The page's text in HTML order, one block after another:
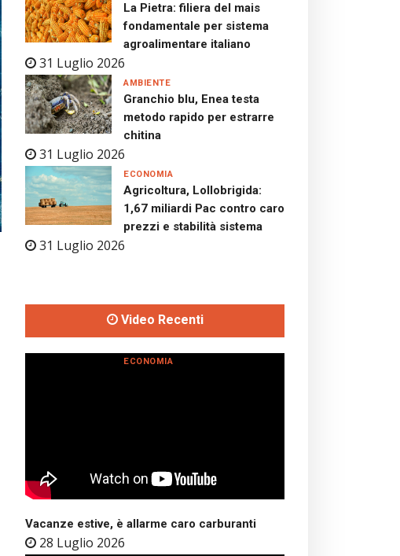
La Pietra: filiera del mais
fondamentale per sistema
agroalimentare italiano
31 Luglio 2026
Granchio blu, Enea testa
metodo rapido per estrarre
chitina
31 Luglio 2026
AMBIENTE
Agricoltura, Lollobrigida:
1,67 miliardi Pac contro caro
prezzi e stabilità sistema
31 Luglio 2026
ECONOMIA
Video Recenti
Vacanze estive, è allarme caro carburanti
28 Luglio 2026
ECONOMIA